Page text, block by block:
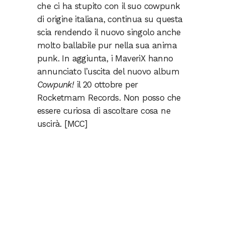
che ci ha stupito con il suo cowpunk
di origine italiana, continua su questa
scia rendendo il nuovo singolo anche
molto ballabile pur nella sua anima
punk. In aggiunta, i MaveriX hanno
annunciato l’uscita del nuovo album
Cowpunk!il 20 ottobre per
Rocketmam Records. Non posso che
essere curiosa di ascoltare cosa ne
uscirà. [MCC]